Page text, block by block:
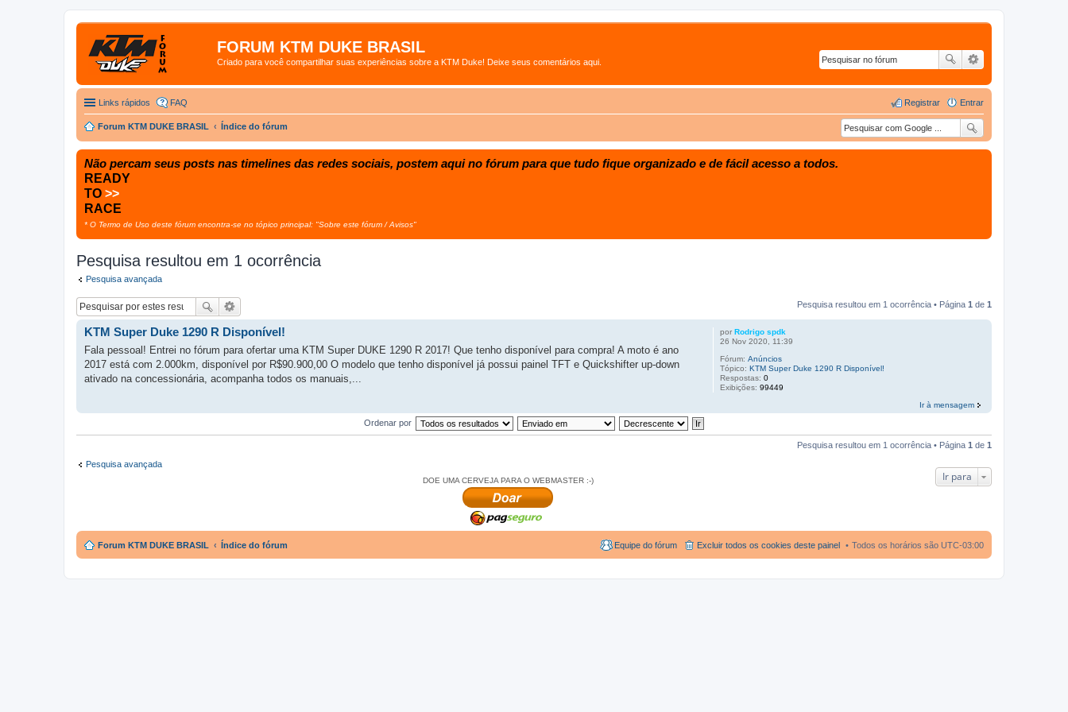
FORUM KTM DUKE BRASIL
Criado para você compartilhar suas experiências sobre a KTM Duke! Deixe seus comentários aqui.
Links rápidos FAQ Entrar
Registrar
Forum KTM DUKE BRASIL Índice do fórum
Não percam seus posts nas timelines das redes sociais, postem aqui no fórum para que tudo fique organizado e de fácil acesso a todos.
READY
TO >>
RACE
* O Termo de Uso deste fórum encontra-se no tópico principal: "Sobre este fórum / Avisos"
Pesquisa resultou em 1 ocorrência
Pesquisa avançada
Pesquisa resultou em 1 ocorrência • Página 1 de 1
porRodrigo spdk
26 Nov 2020, 11:39
Fórum:Anúncios
Tópico:KTM Super Duke 1290 R Disponível!
Respostas:0
Exibições:99449
KTM Super Duke 1290 R Disponível!
Fala pessoal! Entrei no fórum para ofertar uma KTM Super DUKE 1290 R 2017! Que tenho disponível para compra! A moto é ano
2017 está com 2.000km, disponível por R$90.900,00 O modelo que tenho disponível já possui painel TFT e Quickshifter up-down
ativado na concessionária, acompanha todos os manuais,...
Ir à mensagem
Ordenar por
Pesquisa resultou em 1 ocorrência • Página 1 de 1
Pesquisa avançada
Ir para
DOE UMA CERVEJA PARA O WEBMASTER :-)
Forum KTM DUKE BRASIL Índice do fórum Todos os horários são UTC-03:00
Excluir todos os cookies deste painel
Equipe do fórum